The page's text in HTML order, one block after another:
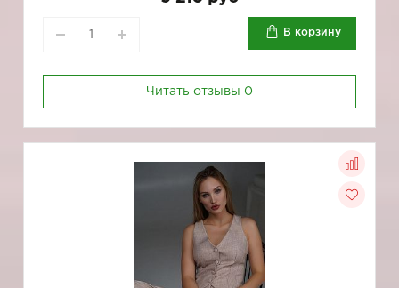
В корзину
Читать отзывы 0